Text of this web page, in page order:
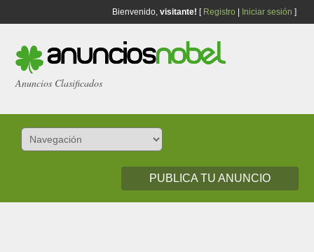
Bienvenido, visitante! [ Registro Iniciar sesión ]
Anuncios Clasificados
PUBLICA TU ANUNCIO